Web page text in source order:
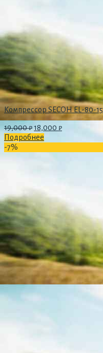
Компрессор SECOH EL-80-15
19,000₽18,000 ₽
Подробнее
-7%